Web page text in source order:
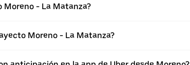
- La Matanza?
Moreno - La Matanza?